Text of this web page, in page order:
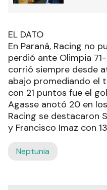
EL DATO
En Paraná, Racing no
perdió ante Olimpia
corrió siempre desde
abajo promediando el
con 21 puntos fue el
Agasse anotó 20 en
Racing se destacaron
y Francisco Imaz con
Neptunia